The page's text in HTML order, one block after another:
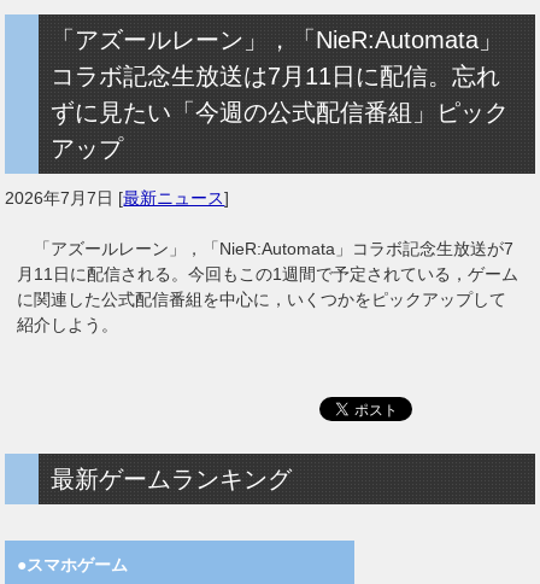
「アズールレーン」，「NieR:Automata」
コラボ記念生放送は7月11日に配信。忘れ
ずに見たい「今週の公式配信番組」ピック
アップ
2026年7月7日 [最新ニュース]
「アズールレーン」，「NieR:Automata」コラボ記念生放送が7
月11日に配信される。今回もこの1週間で予定されている，ゲーム
に関連した公式配信番組を中心に，いくつかをピックアップして
紹介しよう。
最新ゲームランキング
●スマホゲーム